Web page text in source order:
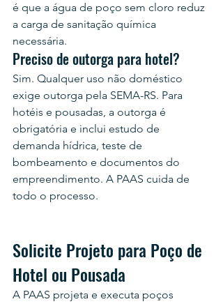
é que a água de poço sem cloro reduz
a carga de sanitação química
necessária.
Preciso de outorga para hotel?
Sim. Qualquer uso não doméstico
exige outorga pela SEMA-RS. Para
hotéis e pousadas, a outorga é
obrigatória e inclui estudo de
demanda hídrica, teste de
bombeamento e documentos do
empreendimento. A PAAS cuida de
todo o processo.
Solicite Projeto para Poço de
Hotel ou Pousada
A PAAS projeta e executa poços